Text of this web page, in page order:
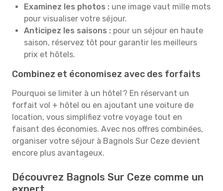
Examinez les photos : une image vaut mille mots
pour visualiser votre séjour.
Anticipez les saisons : pour un séjour en haute
saison, réservez tôt pour garantir les meilleurs
prix et hôtels.
Combinez et économisez avec des forfaits
Pourquoi se limiter à un hôtel ? En réservant un
forfait vol + hôtel ou en ajoutant une voiture de
location, vous simplifiez votre voyage tout en
faisant des économies. Avec nos offres combinées,
organiser votre séjour à Bagnols Sur Ceze devient
encore plus avantageux.
Découvrez Bagnols Sur Ceze comme un